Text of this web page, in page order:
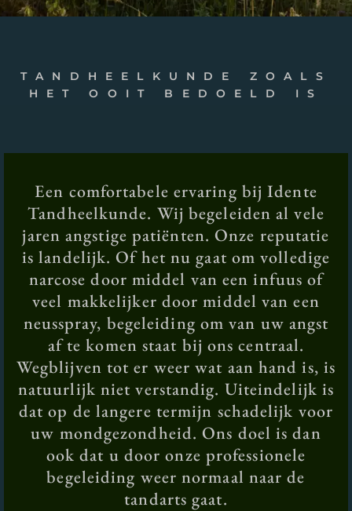
TANDHEELKUNDE ZOALS
HET OOIT BEDOELD IS
Een comfortabele ervaring bij Idente
Tandheelkunde. Wij begeleiden al vele
jaren angstige patiënten. Onze reputatie
is landelijk. Of het nu gaat om volledige
narcose door middel van een infuus of
veel makkelijker door middel van een
neusspray, begeleiding om van uw angst
af te komen staat bij ons centraal.
Wegblijven tot er weer wat aan hand is, is
natuurlijk niet verstandig. Uiteindelijk is
dat op de langere termijn schadelijk voor
uw mondgezondheid. Ons doel is dan
ook dat u door onze professionele
begeleiding weer normaal naar de
tandarts gaat.